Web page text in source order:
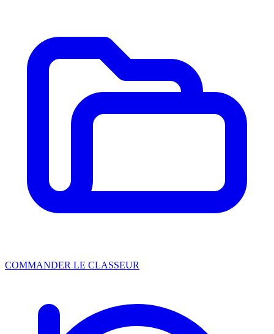
COMMANDER LE CLASSEUR